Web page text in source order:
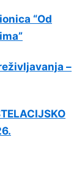
“Od
–